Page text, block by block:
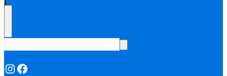
Instagram
Facebook